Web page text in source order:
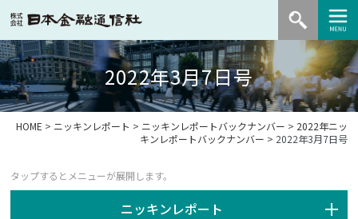
2022年3月7日号
HOME > ニッキンレポート > ニッキンレポートバックナンバー > 2022年ニッ
キンレポートバックナンバー > 2022年3月7日号
ニッキンレポート